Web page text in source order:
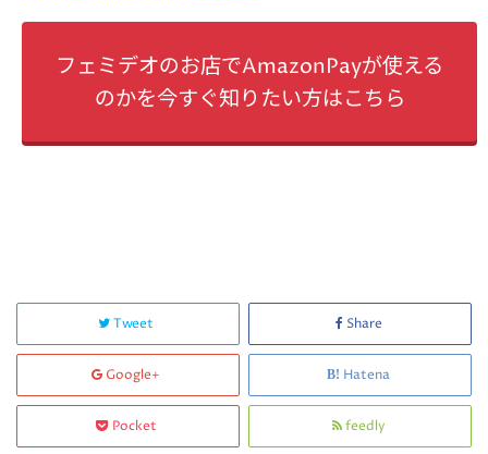
フェミデオのお店でAmazonPayが使える
のかを今すぐ知りたい方はこちら
Tweet Share
Google+ Hatena
Pocket feedly